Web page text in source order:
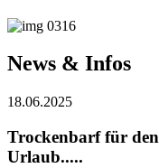
News & Infos
18.06.2025
Trockenbarf für den
Urlaub.....